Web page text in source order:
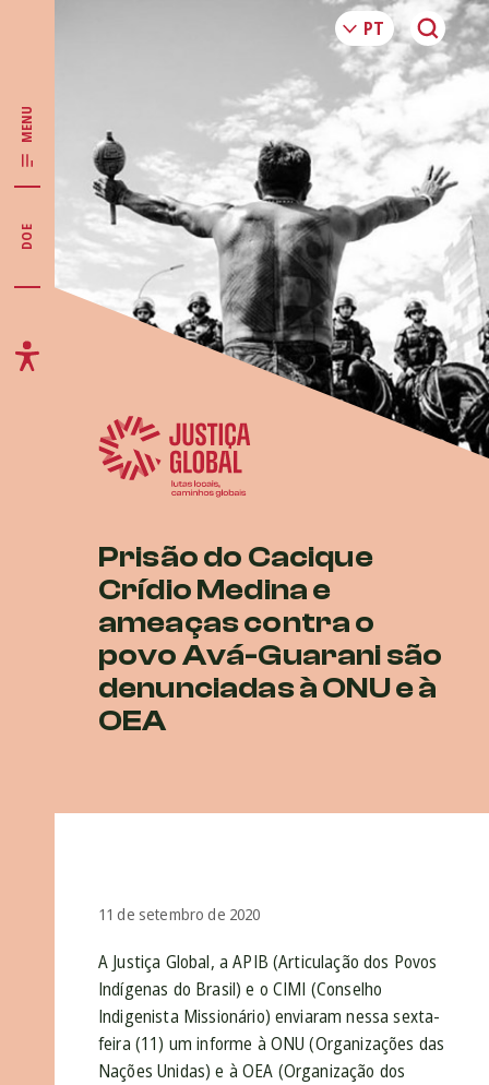
MENU
DOE
Prisão do Cacique
Crídio Medina e
ameaças contra o
povo Avá-Guarani são
denunciadas à ONU e à
OEA
11 de setembro de 2020
A Justiça Global, a APIB (Articulação dos Povos
Indígenas do Brasil) e o CIMI (Conselho
Indigenista Missionário) enviaram nessa sexta-
feira (11) um informe à ONU (Organizações das
Nações Unidas) e à OEA (Organização dos